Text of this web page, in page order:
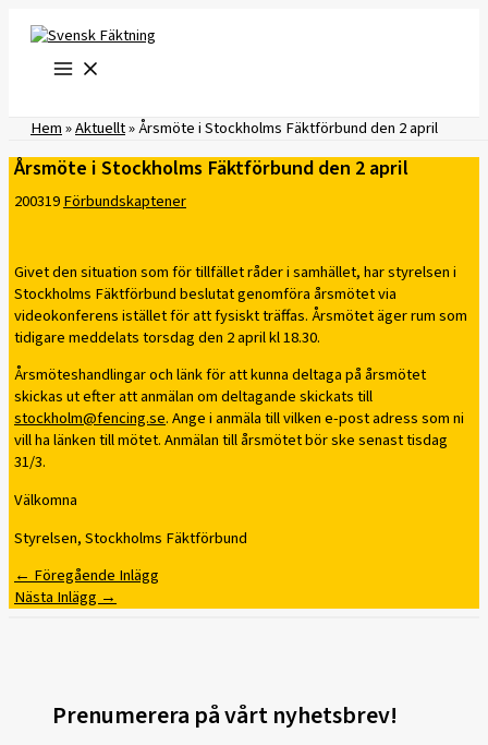
innehåll
Hem»Aktuellt»​Årsmöte i Stockholms Fäktförbund den 2 april
​Årsmöte i Stockholms Fäktförbund den 2 april
200319Förbundskaptener
Givet den situation som för tillfället råder i samhället, har styrelsen i
Stockholms Fäktförbund beslutat genomföra årsmötet via
videokonferens istället för att fysiskt träffas. Årsmötet äger rum som
tidigare meddelats torsdag den 2 april kl 18.30.
Årsmöteshandlingar och länk för att kunna deltaga på årsmötet
skickas ut efter att anmälan om deltagande skickats till
stockholm@fencing.se. Ange i anmäla till vilken e-post adress som ni
vill ha länken till mötet. Anmälan till årsmötet bör ske senast tisdag
31/3.
Välkomna
Styrelsen, Stockholms Fäktförbund
← Föregående Inlägg
Nästa Inlägg →
Prenumerera på vårt nyhetsbrev!